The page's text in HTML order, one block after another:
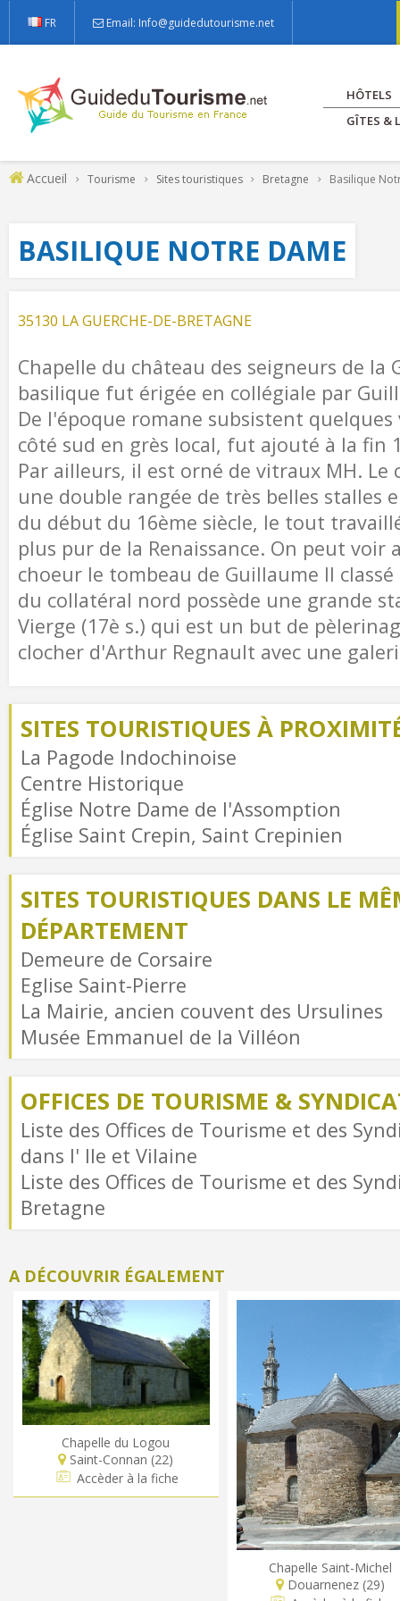
FR Email: Info@guidedutourisme.net
HÔTELS
GÎTES &
Accueil Tourisme Sites touristiques Bretagne Basilique
BASILIQUE NOTRE DAME
35130 LA GUERCHE-DE-BRETAGNE
Chapelle du château des seigneurs de la
basilique fut érigée en collégiale par
De l'époque romane subsistent quelques
côté sud en grès local, fut ajouté à la fin
Par ailleurs, il est orné de vitraux MH. Le
une double rangée de très belles stalles
du début du 16ème siècle, le tout
plus pur de la Renaissance. On peut voir
choeur le tombeau de Guillaume II
du collatéral nord possède une grande
Vierge (17è s.) qui est un but de
clocher d'Arthur Regnault avec une
SITES TOURISTIQUES À
La Pagode Indochinoise
Centre Historique
Église Notre Dame de l'Assomption
Église Saint Crepin, Saint Crepinien
SITES TOURISTIQUES DANS LE
DÉPARTEMENT
Demeure de Corsaire
Eglise Saint-Pierre
La Mairie, ancien couvent des Ursulines
Musée Emmanuel de la Villéon
OFFICES DE TOURISME &
Liste des Offices de Tourisme et des
dans l' Ile et Vilaine
Liste des Offices de Tourisme et des
Bretagne
A DÉCOUVRIR ÉGALEMENT
Chapelle du Logou
Saint-Connan (22)
Accèder à la fiche
Chapelle Saint-Michel
Douarnenez (29)